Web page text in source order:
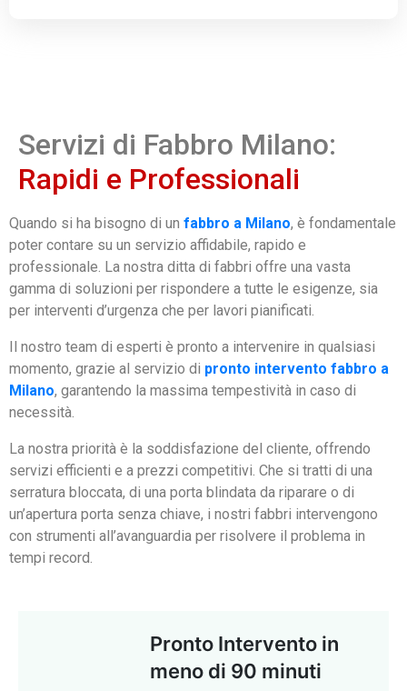
Servizi di Fabbro Milano:
Rapidi e Professionali
Quando si ha bisogno di un fabbro a Milano, è fondamentale
poter contare su un servizio affidabile, rapido e
professionale. La nostra ditta di fabbri offre una vasta
gamma di soluzioni per rispondere a tutte le esigenze, sia
per interventi d’urgenza che per lavori pianificati.
Il nostro team di esperti è pronto a intervenire in qualsiasi
momento, grazie al servizio di pronto intervento fabbro a
Milano, garantendo la massima tempestività in caso di
necessità.
La nostra priorità è la soddisfazione del cliente, offrendo
servizi efficienti e a prezzi competitivi. Che si tratti di una
serratura bloccata, di una porta blindata da riparare o di
un’apertura porta senza chiave, i nostri fabbri intervengono
con strumenti all’avanguardia per risolvere il problema in
tempi record.
Pronto Intervento in
meno di 90 minuti